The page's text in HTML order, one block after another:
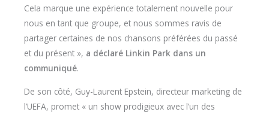
Cela marque une expérience totalement nouvelle pour
nous en tant que groupe, et nous sommes ravis de
partager certaines de nos chansons préférées du passé
et du présent », a déclaré Linkin Park dans un
communiqué.
De son côté, Guy-Laurent Epstein, directeur marketing de
l’UEFA, promet « un show prodigieux avec l’un des